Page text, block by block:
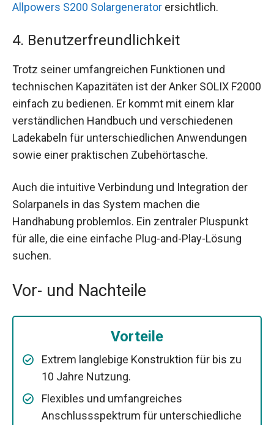
Allpowers S200 Solargenerator ersichtlich.
4. Benutzerfreundlichkeit
Trotz seiner umfangreichen Funktionen und
technischen Kapazitäten ist der Anker SOLIX F2000
einfach zu bedienen. Er kommt mit einem klar
verständlichen Handbuch und verschiedenen
Ladekabeln für unterschiedlichen Anwendungen
sowie einer praktischen Zubehörtasche.
Auch die intuitive Verbindung und Integration der
Solarpanels in das System machen die
Handhabung problemlos. Ein zentraler Pluspunkt
für alle, die eine einfache Plug-and-Play-Lösung
suchen.
Vor- und Nachteile
Vorteile
Extrem langlebige Konstruktion für bis zu
10 Jahre Nutzung.
Flexibles und umfangreiches
Anschlussspektrum für unterschiedliche